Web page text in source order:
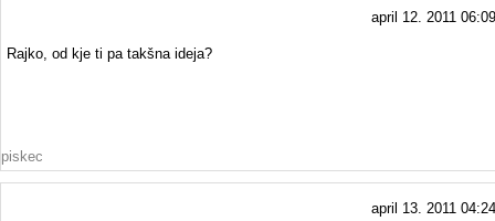
april 12. 2011 06:09
Rajko, od kje ti pa takšna ideja?
piskec
april 13. 2011 04:24